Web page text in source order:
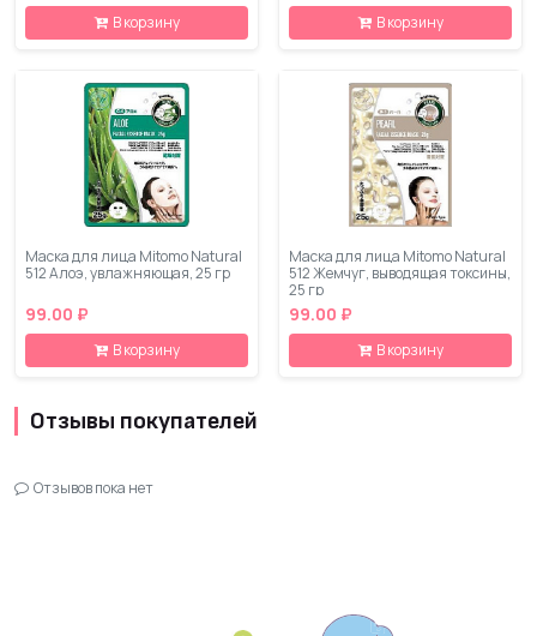
В корзину В корзину
Маска для лица Mitomo Natural
512 Алоэ, увлажняющая, 25 гр
99.00 ₽
В корзину
Маска для лица Mitomo Natural
512 Жемчуг, выводящая токсины,
25 гр
99.00 ₽
В корзину
Отзывы покупателей
Отзывов пока нет